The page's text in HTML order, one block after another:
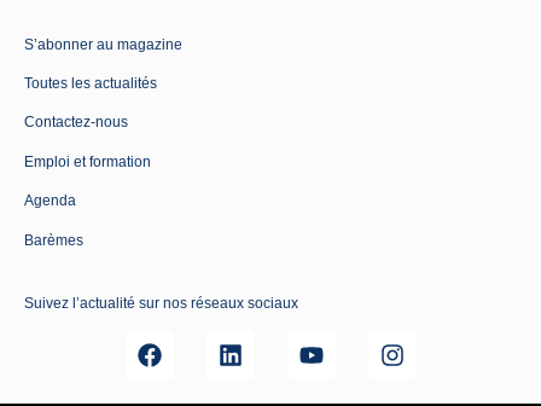
S’abonner au magazine
Toutes les actualités
Contactez-nous
Emploi et formation
Agenda
Barèmes
Suivez l’actualité sur nos réseaux sociaux